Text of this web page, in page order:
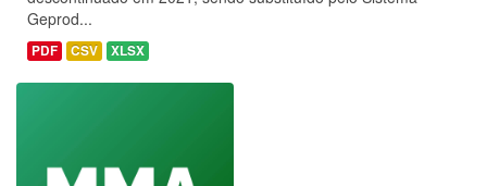
Geprod...
PDF CSV XLSX